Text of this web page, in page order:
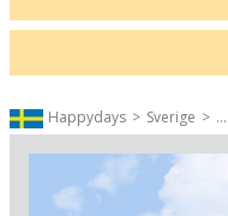
Happydays Sverige ...